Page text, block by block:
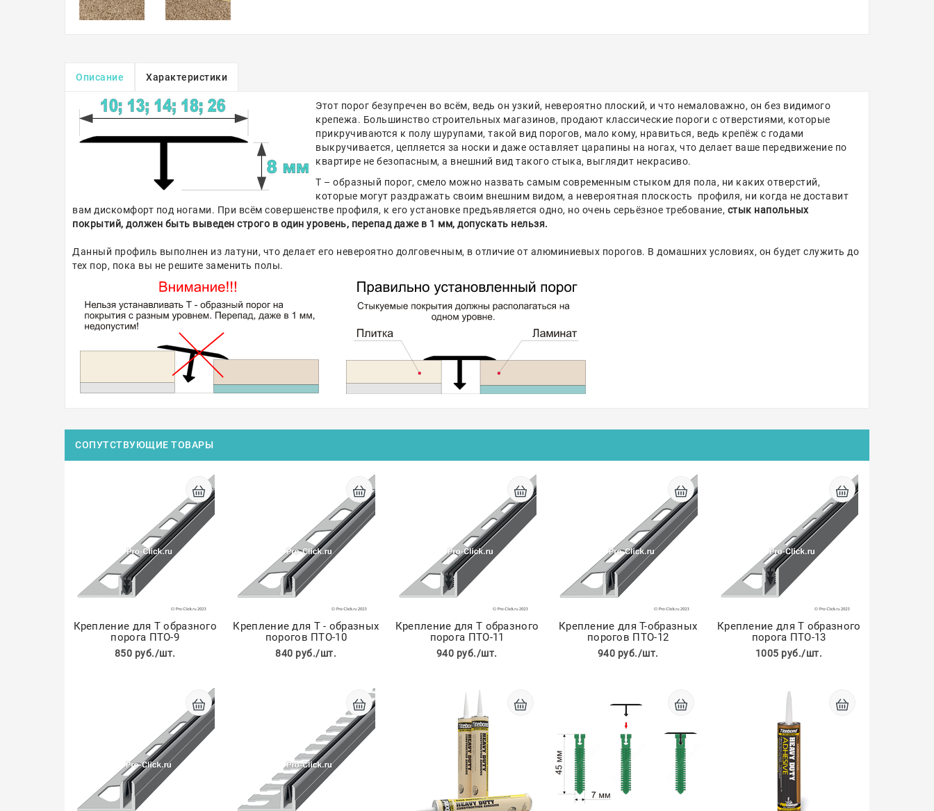
Описание Характеристики
Этот порог безупречен во всём, ведь он узкий, невероятно плоский, и что немаловажно, он без видимого
крепежа. Большинство строительных магазинов, продают классические пороги с отверстиями, которые
прикручиваются к полу шурупами, такой вид порогов, мало кому, нравиться, ведь крепёж с годами
выкручивается, цепляется за носки и даже оставляет царапины на ногах, что делает ваше передвижение по
квартире не безопасным, а внешний вид такого стыка, выглядит некрасиво.
Т – образный порог, смело можно назвать самым современным стыком для пола, ни каких отверстий,
которые могут раздражать своим внешним видом, а невероятная плоскость профиля, ни когда не доставит
вам дискомфорт под ногами. При всём совершенстве профиля, к его установке предъявляется одно, но очень серьёзное требование, стык напольных
покрытий, должен быть выведен строго в один уровень, перепад даже в 1 мм, допускать нельзя.
Данный профиль выполнен из латуни, что делает его невероятно долговечным, в отличие от алюминиевых порогов. В домашних условиях, он будет служить до
тех пор, пока вы не решите заменить полы.
СОПУТСТВУЮЩИЕ ТОВАРЫ
Крепление для Т образного
порога ПТО-9
850 руб./шт.
Крепление для Т - образных
порогов ПТО-10
840 руб./шт.
Крепление для Т образного
порога ПТО-11
940 руб./шт.
Крепление для Т-образных
порогов ПТО-12
940 руб./шт.
Крепление для Т образного
порога ПТО-13
1005 руб./шт.